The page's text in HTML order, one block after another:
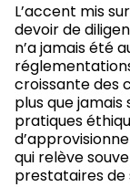
L’accent mis
devoir de
n’a jamais été
croissante des
plus que
pratiques
qui relève
prestataires de